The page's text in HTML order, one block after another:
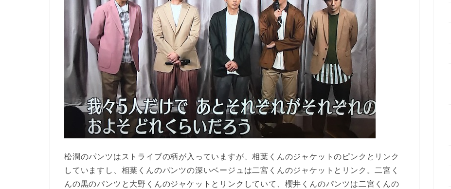
松潤のパンツはストライブの柄が入っていますが、相葉くんのジャケットのピンクとリンク
していますし、相葉くんのパンツの深いベージュは二宮くんのジャケットとリンク。二宮く
んの黒のパンツと大野くんのジャケットとリンクしていて、櫻井くんのパンツは二宮くんの